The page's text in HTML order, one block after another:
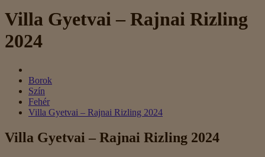
Villa Gyetvai – Rajnai Rizling
2024
Borok
Szín
Fehér
Villa Gyetvai – Rajnai Rizling 2024
Villa Gyetvai – Rajnai Rizling 2024